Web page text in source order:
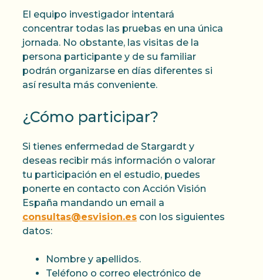
El equipo investigador intentará
concentrar todas las pruebas en una única
jornada. No obstante, las visitas de la
persona participante y de su familiar
podrán organizarse en días diferentes si
así resulta más conveniente.
¿Cómo participar?
Si tienes enfermedad de Stargardt y
deseas recibir más información o valorar
tu participación en el estudio, puedes
ponerte en contacto con Acción Visión
España mandando un email a
consultas@esvision.es con los siguientes
datos:
Nombre y apellidos.
Teléfono o correo electrónico de